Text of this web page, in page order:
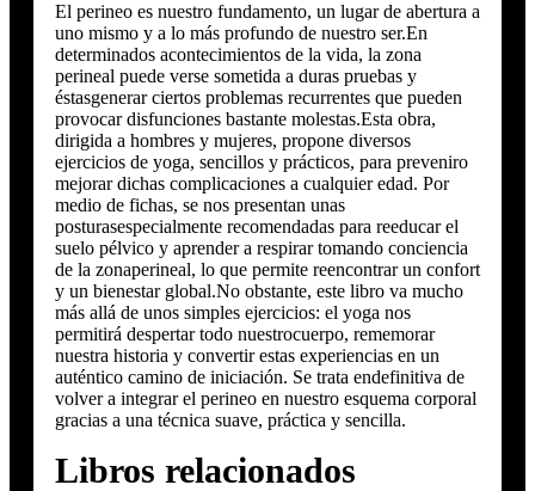
El perineo es nuestro fundamento, un lugar de abertura a
uno mismo y a lo más profundo de nuestro ser.En
determinados acontecimientos de la vida, la zona
perineal puede verse sometida a duras pruebas y
éstasgenerar ciertos problemas recurrentes que pueden
provocar disfunciones bastante molestas.Esta obra,
dirigida a hombres y mujeres, propone diversos
ejercicios de yoga, sencillos y prácticos, para preveniro
mejorar dichas complicaciones a cualquier edad. Por
medio de fichas, se nos presentan unas
posturasespecialmente recomendadas para reeducar el
suelo pélvico y aprender a respirar tomando conciencia
de la zonaperineal, lo que permite reencontrar un confort
y un bienestar global.No obstante, este libro va mucho
más allá de unos simples ejercicios: el yoga nos
permitirá despertar todo nuestrocuerpo, rememorar
nuestra historia y convertir estas experiencias en un
auténtico camino de iniciación. Se trata endefinitiva de
volver a integrar el perineo en nuestro esquema corporal
gracias a una técnica suave, práctica y sencilla.
Libros relacionados